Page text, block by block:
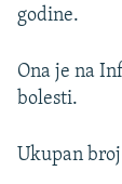
godine.
Ona je na
bolesti.
Ukupan